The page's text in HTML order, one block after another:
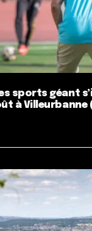
sports géant
à Villeurbanne